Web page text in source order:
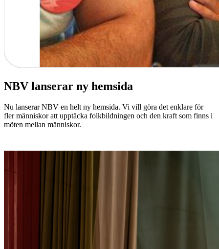
NBV lanserar ny hemsida
Nu lanserar NBV en helt ny hemsida. Vi vill göra det enklare för
fler människor att upptäcka folkbildningen och den kraft som finns i
möten mellan människor.